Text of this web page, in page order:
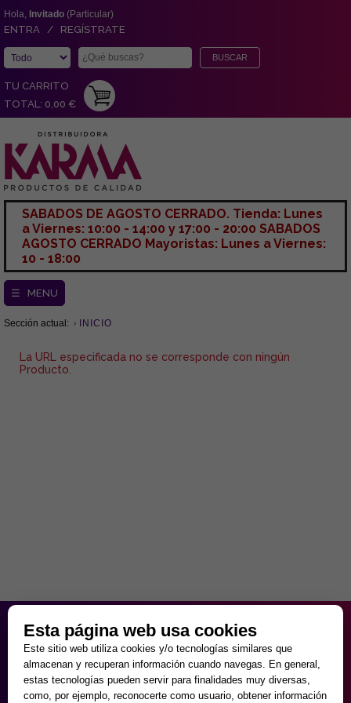
Hola, Invitado (Particular)
ENTRA / REGÍSTRATE
TU CARRITO
TOTAL: 0,00 €
SABADOS DE AGOSTO CERRADO. Tienda: Lunes
a Viernes: 10:00 - 14:00 y 17:00 - 20:00 SABADOS
AGOSTO CERRADO Mayoristas: Lunes a Viernes:
10 - 18:00
☰ MENU
Sección actual: INICIO
La URL especificada no se corresponde con ningún
Producto.
de Lunes a Viernes
9:30 - 20:00
Sábados
10:00 - 14:00 y 17:00 - 20:00
Domingos cerrado.
Esta página web usa cookies
Este sitio web utiliza cookies y/o tecnologías similares que
almacenan y recuperan información cuando navegas. En general,
estas tecnologías pueden servir para finalidades muy diversas,
como, por ejemplo, reconocerte como usuario, obtener información